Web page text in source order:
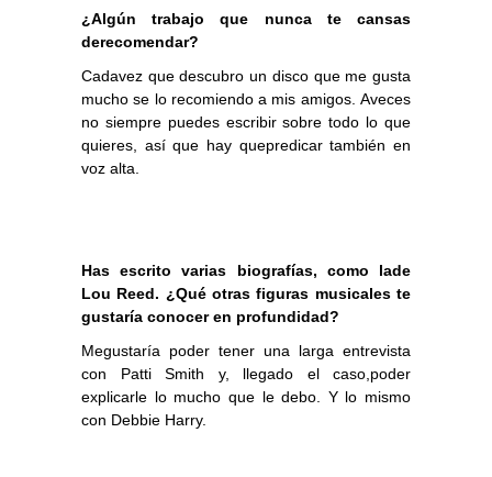
¿Algún trabajo que nunca te cansas
derecomendar?
Cadavez que descubro un disco que me gusta
mucho se lo recomiendo a mis amigos. Aveces
no siempre puedes escribir sobre todo lo que
quieres, así que hay quepredicar también en
voz alta.
Has escrito varias biografías, como lade
Lou Reed. ¿Qué otras figuras musicales te
gustaría conocer en profundidad?
Megustaría poder tener una larga entrevista
con Patti Smith y, llegado el caso,poder
explicarle lo mucho que le debo. Y lo mismo
con Debbie Harry.